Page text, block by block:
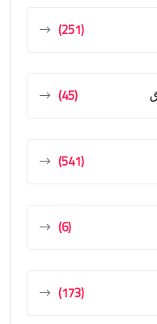
(251)
(45)
(541)
(6)
(173)